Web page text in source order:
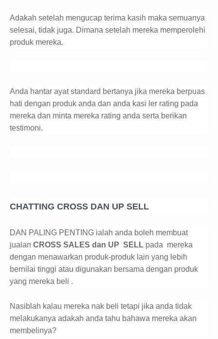
Adakah setelah mengucap terima kasih maka semuanya
selesai, tidak juga. Dimana setelah mereka memperolehi
produk mereka.
Anda hantar ayat standard bertanya jika mereka berpuas
hati dengan produk anda dan anda kasi ler rating pada
mereka dan minta mereka rating anda serta berikan
testimoni.
CHATTING CROSS DAN UP SELL
DAN PALING PENTING ialah anda boleh membuat
jualan CROSS SALES dan UP SELL pada mereka
dengan menawarkan produk-produk lain yang lebih
bernilai tinggi atau digunakan bersama dengan produk
yang mereka beli .
Nasiblah kalau mereka nak beli tetapi jika anda tidak
melakukanya adakah anda tahu bahawa mereka akan
membelinya?